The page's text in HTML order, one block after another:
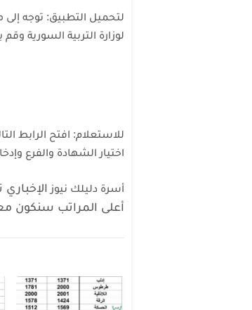
لوزارة التربية السورية وقم
للاستعلام: افتح الرابط
اختيار الشهادة والفرع
أسرة دليلك نيوز الإخباري
أعلى المراتب سنكون